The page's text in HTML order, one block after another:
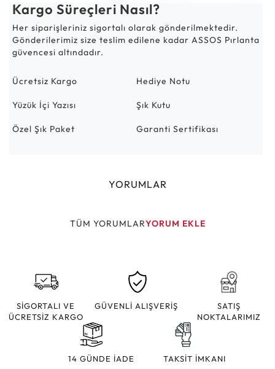
Kargo Süreçleri Nasıl?
Her siparişleriniz sigortalı olarak gönderilmektedir.
Gönderilerimiz size teslim edilene kadar ASSOS Pırlanta
güvencesi altındadır.
Ücretsiz Kargo Hediye Notu
Yüzük İçi Yazısı Şık Kutu
Özel Şık Paket Garanti Sertifikası
YORUMLAR
TÜM YORUMLARYORUM EKLE
SİGORTALI VE
ÜCRETSİZ KARGO
GÜVENLİ ALIŞVERİŞ
SATIŞ
NOKTALARIMIZ
14 GÜNDE İADE TAKSİT İMKANI